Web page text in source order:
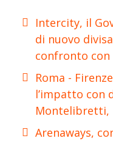
Intercity, il
di nuovo
confronto con
Roma -
l’impatto con
Montelibretti,
Arenaways,